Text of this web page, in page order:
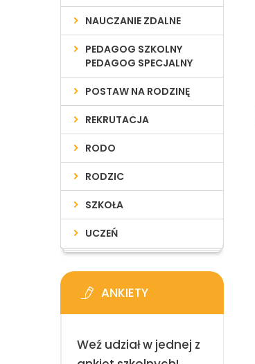
NAUCZANIE ZDALNE
PEDAGOG SZKOLNY
PEDAGOG SPECJALNY
POSTAW NA RODZINĘ
REKRUTACJA
RODO
RODZIC
SZKOŁA
UCZEŃ
ANKIETY
Weź udział w jednej z